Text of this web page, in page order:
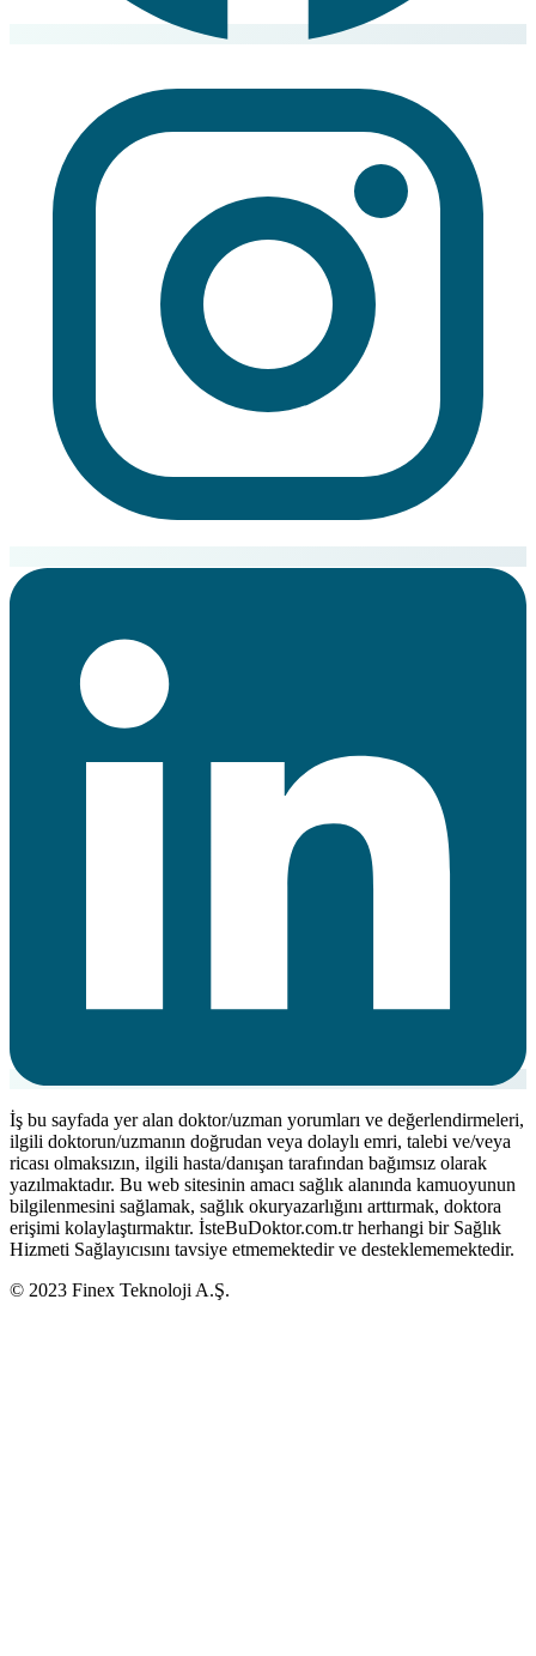
İş bu sayfada yer alan doktor/uzman yorumları ve değerlendirmeleri,
ilgili doktorun/uzmanın doğrudan veya dolaylı emri, talebi ve/veya
ricası olmaksızın, ilgili hasta/danışan tarafından bağımsız olarak
yazılmaktadır. Bu web sitesinin amacı sağlık alanında kamuoyunun
bilgilenmesini sağlamak, sağlık okuryazarlığını arttırmak, doktora
erişimi kolaylaştırmaktır. İsteBuDoktor.com.tr herhangi bir Sağlık
Hizmeti Sağlayıcısını tavsiye etmemektedir ve desteklememektedir.
© 2023 Finex Teknoloji A.Ş.